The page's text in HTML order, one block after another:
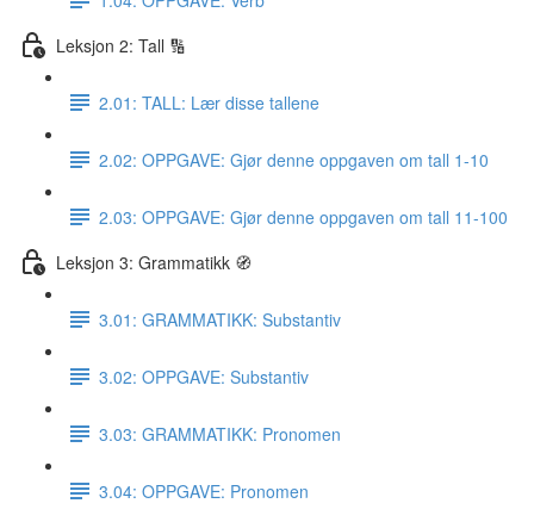
Leksjon 2: Tall 🔢
2.01: TALL: Lær disse tallene
2.02: OPPGAVE: Gjør denne oppgaven om tall 1-10
2.03: OPPGAVE: Gjør denne oppgaven om tall 11-100
Leksjon 3: Grammatikk 🧭
3.01: GRAMMATIKK: Substantiv
3.02: OPPGAVE: Substantiv
3.03: GRAMMATIKK: Pronomen
3.04: OPPGAVE: Pronomen